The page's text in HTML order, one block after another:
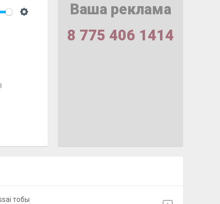
Ваша реклама
8 775 406 1414
тобы